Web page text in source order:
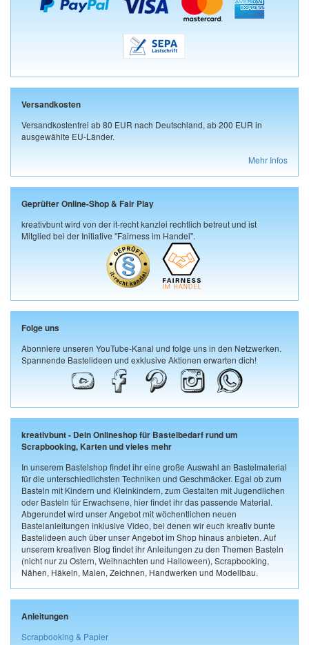
Versandkosten
Versandkostenfrei ab 80 EUR nach Deutschland, ab 200 EUR in
ausgewählte EU-Länder.
Mehr Infos
Geprüfter Online-Shop & Fair Play
kreativbunt wird von der it-recht kanzlei rechtlich betreut und ist
Mitglied bei der Initiative "Fairness im Handel".
Folge uns
Abonniere unseren YouTube-Kanal und folge uns in den Netzwerken.
Spannende Bastelideen und exklusive Aktionen erwarten dich!
kreativbunt - Dein Onlineshop für Bastelbedarf rund um
Scrapbooking, Karten und vieles mehr
In unserem Bastelshop findet ihr eine große Auswahl an Bastelmaterial
für die unterschiedlichsten Techniken und Geschmäcker. Egal ob zum
Basteln mit Kindern und Kleinkindern, zum Gestalten mit Jugendlichen
oder Basteln für Erwachsene, hier findet ihr das passende Material.
Abgerundet wird unser Angebot mit wöchentlichen neuen
Bastelanleitungen inklusive Video, bei denen wir euch kreativ bunte
Bastelideen auch über unser Angebot im Shop hinaus anbieten. Auf
unserem kreativen Blog findet ihr Anleitungen zu den Themen Basteln
(nicht nur zu Ostern, Weihnachten und Halloween), Scrapbooking,
Nähen, Häkeln, Malen, Zeichnen, Handwerken und Modellbau.
Anleitungen
Scrapbooking & Papier